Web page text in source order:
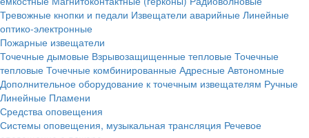
Тревожные кнопки и педали Извещатели аварийные Линейные
оптико-электронные
Пожарные извещатели
Точечные дымовые Взрывозащищенные тепловые Точечные
тепловые Точечные комбинированные Адресные Автономные
Дополнительное оборудование к точечным извещателям Ручные
Линейные Пламени
Средства оповещения
Системы оповещения, музыкальная трансляция Речевое